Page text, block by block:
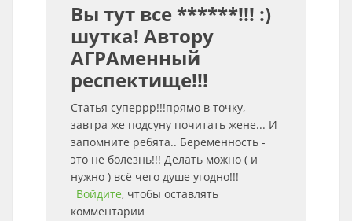
Вы тут все ******!!! :)
шутка! Автору
АГРАменный
респектище!!!
Статья суперрр!!!прямо в точку,
завтра же подсуну почитать жене... И
запомните ребята.. Беременность -
это не болезнь!!! Делать можно ( и
нужно ) всё чего душе угодно!!!
Войдите, чтобы оставлять
комментарии